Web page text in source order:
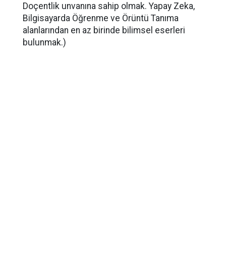
Doçentlik unvanına sahip olmak. Yapay Zeka,
Bilgisayarda Öğrenme ve Örüntü Tanıma
alanlarından en az birinde bilimsel eserleri
bulunmak.)